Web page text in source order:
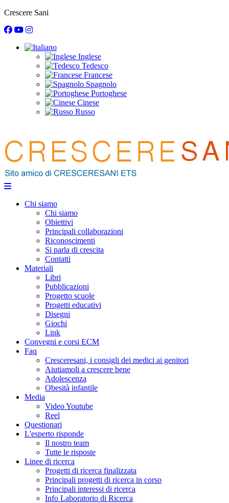
Crescere Sani
Inglese
Tedesco
Francese
Spagnolo
Portoghese
Cinese
Russo
Chi siamo
Chi siamo
Obiettivi
Principali collaborazioni
Riconoscimenti
Si parla di crescita
Contatti
Materiali
Libri
Pubblicazioni
Progetto scuole
Progetti educativi
Disegni
Giochi
Link
Convegni e corsi ECM
Faq
Cresceresani, i consigli dei medici ai genitori
Aiutiamoli a crescere bene
Adolescenza
Obesità infantile
Media
Video Youtube
Reel
Questionari
L'esperto risponde
Il nostro team
Tutte le risposte
Linee di ricerca
Progetti di ricerca finalizzata
Principali progetti di ricerca in corso
Principali interessi di ricerca
Info Laboratorio di Ricerca
Ciao, sono Camilla il tuo assistente personale Cresceresani.
diagnosi di un problema di crescita, né sostituirsi in